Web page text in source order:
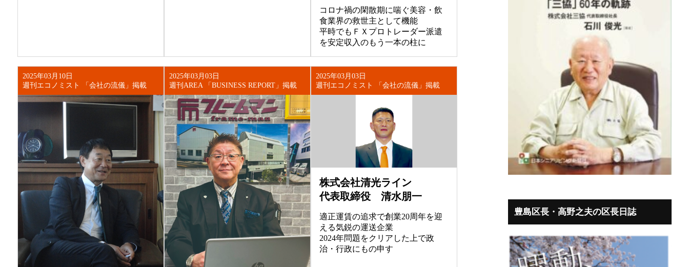
コロナ禍の閑散期に喘ぐ美容・飲
食業界の救世主として機能
平時でもＦＸプロトレーダー派遣
を安定収入のもう一本の柱に
2025年03月10日
週刊エコノミスト 「会社の流儀」掲載
2025年03月03日
週刊AREA 「BUSINESS REPORT」掲載
2025年03月03日
週刊エコノミスト 「会社の流儀」掲載
株式会社清光ライン
代表取締役 清水朋一
適正運賃の追求で創業20周年を迎
える気鋭の運送企業
2024年問題をクリアした上で政
治・行政にもの申す
豊島区長・高野之夫の区長日誌